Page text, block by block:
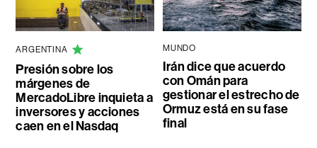
ARGENTINA
Presión sobre los
márgenes de
MercadoLibre inquieta a
inversores y acciones
caen en el Nasdaq
MUNDO
Irán dice que acuerdo
con Omán para
gestionar el estrecho de
Ormuz está en su fase
final